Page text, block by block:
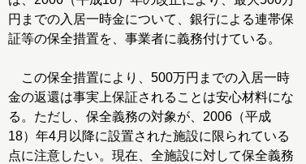
円までの入居一時金について、銀行による連帯保
証等の保全措置を、事業者に義務付けている。
この保全措置により、500万円までの入居一時
金の返還は事実上保証されることは安心材料にな
る。ただし、保全義務の対象が、2006（平成
18）年4月以降に設置された施設に限られている
点に注意したい。現在、全施設に対して保全義務